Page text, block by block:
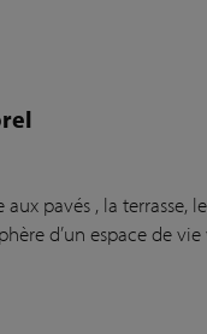
pavés , la terrasse,
d’un espace de